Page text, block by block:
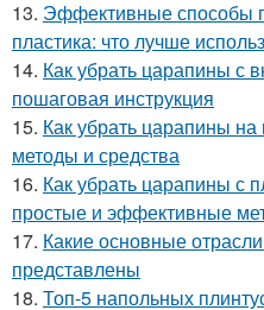
13. Эффективные способы
пластика: что лучше
14. Как убрать царапины с
пошаговая инструкция
15. Как убрать царапины
методы и средства
16. Как убрать царапины с
простые и эффективные
17. Какие основные
представлены
18. Топ-5 напольных